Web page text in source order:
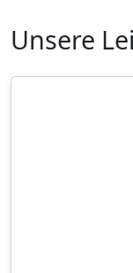
Unsere